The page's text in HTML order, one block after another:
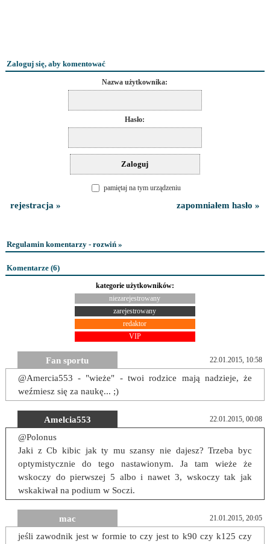
Zaloguj się, aby komentować
Nazwa użytkownika:
Hasło:
pamiętaj na tym urządzeniu
rejestracja » zapomniałem hasło »
Regulamin komentarzy - rozwiń »
Komentarze (6)
kategorie użytkowników:
niezarejestrowany
zarejestrowany
redaktor
VIP
Fan sportu 22.01.2015, 10:58
@Amercia553 - "wieże" - twoi rodzice mają nadzieje, że
weźmiesz się za naukę... ;)
Amelcia553 22.01.2015, 00:08
@Polonus
Jaki z Cb kibic jak ty mu szansy nie dajesz? Trzeba byc
optymistycznie do tego nastawionym. Ja tam wieże że
wskoczy do pierwszej 5 albo i nawet 3, wskoczy tak jak
wskakiwał na podium w Soczi.
mac 21.01.2015, 20:05
jeśli zawodnik jest w formie to czy jest to k90 czy k125 czy